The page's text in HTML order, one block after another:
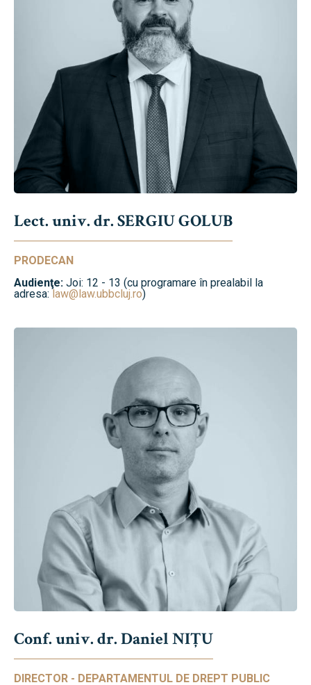
Lect. univ. dr. SERGIU GOLUB
PRODECAN
Audienţe: Joi: 12 - 13 (cu programare în prealabil la
adresa:law@law.ubbcluj.ro)
Conf. univ. dr. Daniel NIŢU
DIRECTOR - DEPARTAMENTUL DE DREPT PUBLIC